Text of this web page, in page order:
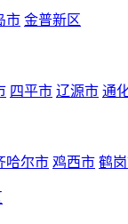
市 金普新区
四平市 辽源市 通
哈尔市 鸡西市 鹤